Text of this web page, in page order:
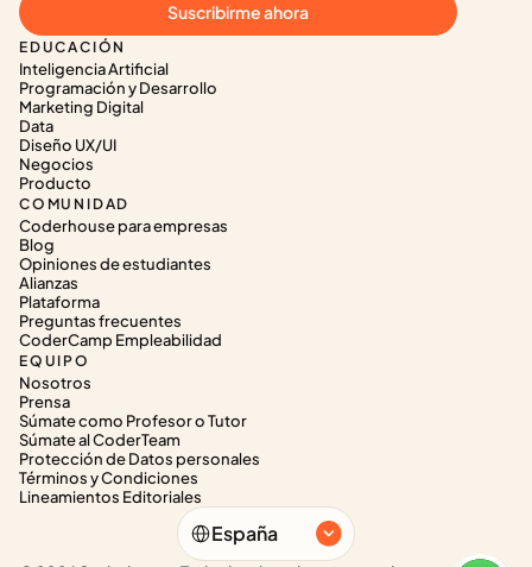
EDUCACIÓN
Inteligencia Artificial
Programación y Desarrollo
Marketing Digital
Data
Diseño UX/UI
Negocios
Producto
COMUNIDAD
Coderhouse para empresas
Blog
Opiniones de estudiantes
Alianzas
Plataforma
Preguntas frecuentes
CoderCamp Empleabilidad
EQUIPO
Nosotros
Prensa
Súmate como Profesor o Tutor
Súmate al CoderTeam
Protección de Datos personales
Términos y Condiciones
Lineamientos Editoriales
Suscribirme ahora
Select Language
España